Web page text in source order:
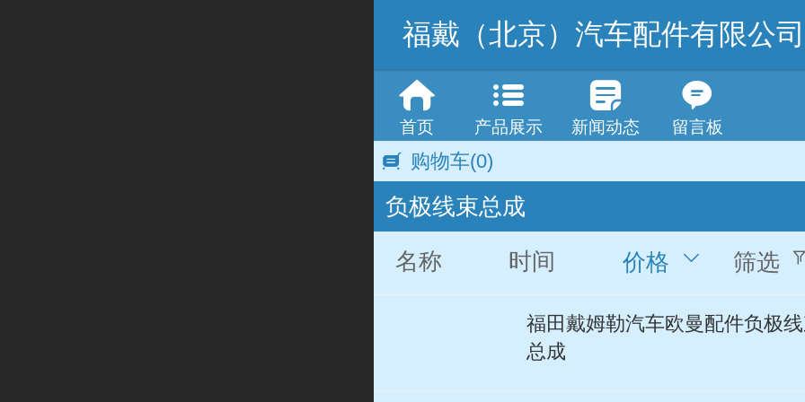
福戴（北京）汽车配件有限公司
首页 产品展示 新闻动态 留言板
购物车(0)
负极线束总成
名称 时间 价格 筛选
福田戴姆勒汽车欧曼配件负极
总成